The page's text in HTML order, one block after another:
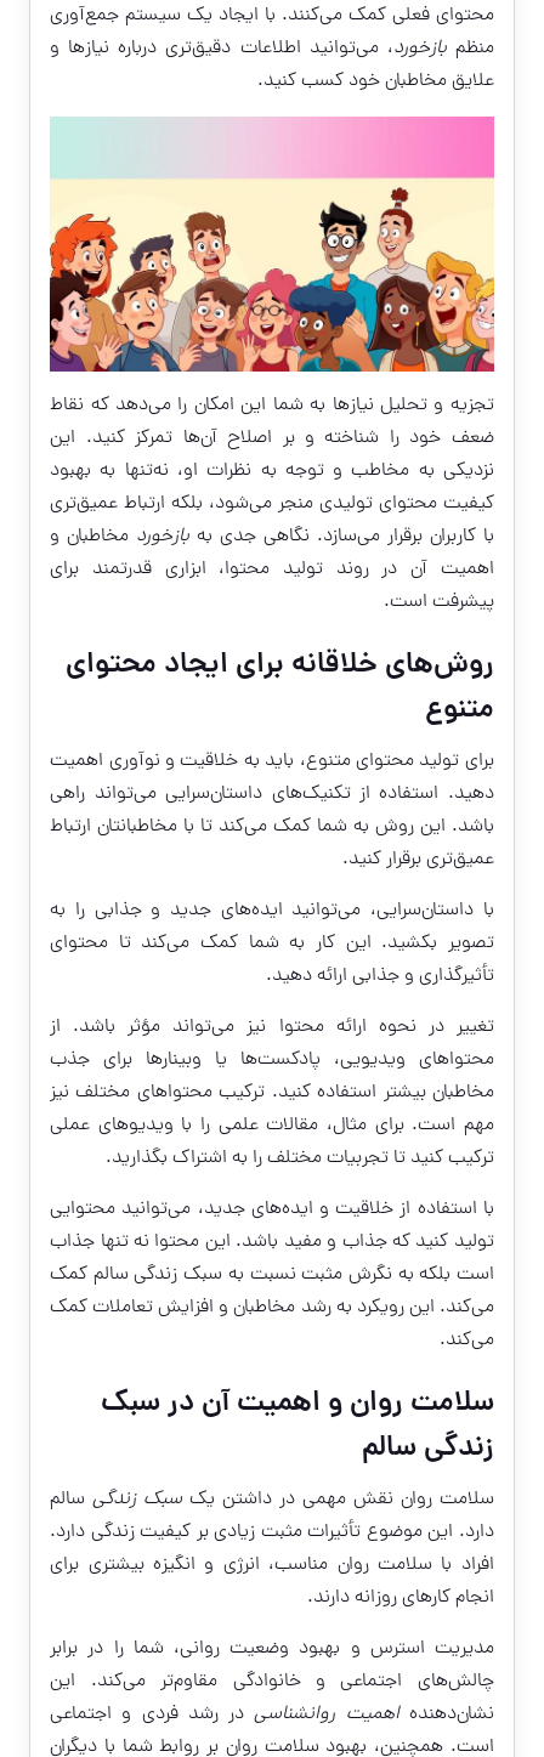
محتوای فعلی کمک می‌کنند. با ایجاد یک سیستم جمع‌آوری
منظمبازخورد، می‌توانید اطلاعات دقیق‌تری درباره نیازها و
علایق مخاطبان خود کسب کنید.
تجزیه و تحلیل نیازها به شما این امکان را می‌دهد که نقاط
ضعف خود را شناخته و بر اصلاح آن‌ها تمرکز کنید. این
نزدیکی به مخاطب و توجه به نظرات او، نه‌تنها به بهبود
کیفیت محتوای تولیدی منجر می‌شود، بلکه ارتباط عمیق‌تری
با کاربران برقرار می‌سازد. نگاهی جدی به بازخورد مخاطبان و
اهمیت آن در روند تولید محتوا، ابزاری قدرتمند برای
پیشرفت است.
روش‌های خلاقانه برای ایجاد محتوای
متنوع
برای تولید محتوای متنوع، باید به خلاقیت و نوآوری اهمیت
دهید. استفاده از تکنیک‌های داستان‌سرایی می‌تواند راهی
باشد. این روش به شما کمک می‌کند تا با مخاطبانتان ارتباط
عمیق‌تری برقرار کنید.
با داستان‌سرایی، می‌توانید ایده‌های جدید و جذابی را به
تصویر بکشید. این کار به شما کمک می‌کند تا محتوای
تأثیرگذاری و جذابی ارائه دهید.
تغییر در نحوه ارائه محتوا نیز می‌تواند مؤثر باشد. از
محتواهای ویدیویی، پادکست‌ها یا وبینارها برای جذب
مخاطبان بیشتر استفاده کنید. ترکیب محتواهای مختلف نیز
مهم است. برای مثال، مقالات علمی را با ویدیوهای عملی
ترکیب کنید تا تجربیات مختلف را به اشتراک بگذارید.
با استفاده از خلاقیت و ایده‌های جدید، می‌توانید محتوایی
تولید کنید که جذاب و مفید باشد. این محتوا نه تنها جذاب
است بلکه به نگرش مثبت نسبت به سبک زندگی سالم کمک
می‌کند. این رویکرد به رشد مخاطبان و افزایش تعاملات کمک
می‌کند.
سلامت روان و اهمیت آن در سبک
زندگی سالم
سلامت روان نقش مهمی در داشتن یک سبک زندگیسالم
دارد. این موضوع تأثیرات مثبت زیادی بر کیفیت زندگی دارد.
افراد با سلامت روان مناسب، انرژی و انگیزه بیشتری برای
انجام کارهای روزانه دارند.
مدیریت استرس و بهبود وضعیت روانی، شما را در برابر
چالش‌های اجتماعی و خانوادگی مقاوم‌تر می‌کند. این
نشان‌دهندهاهمیت روانشناسیدر رشد فردی و اجتماعی
است. همچنین، بهبود سلامت روان بر روابط شما با دیگران